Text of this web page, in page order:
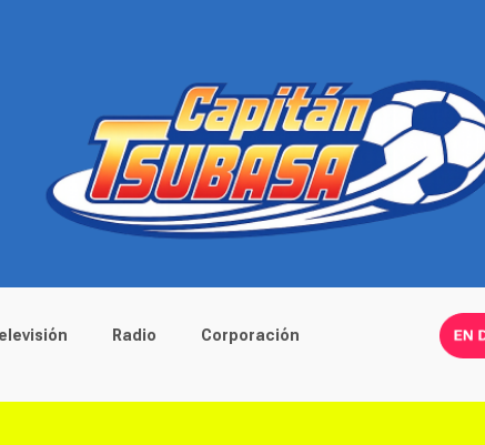
Radio Corporación